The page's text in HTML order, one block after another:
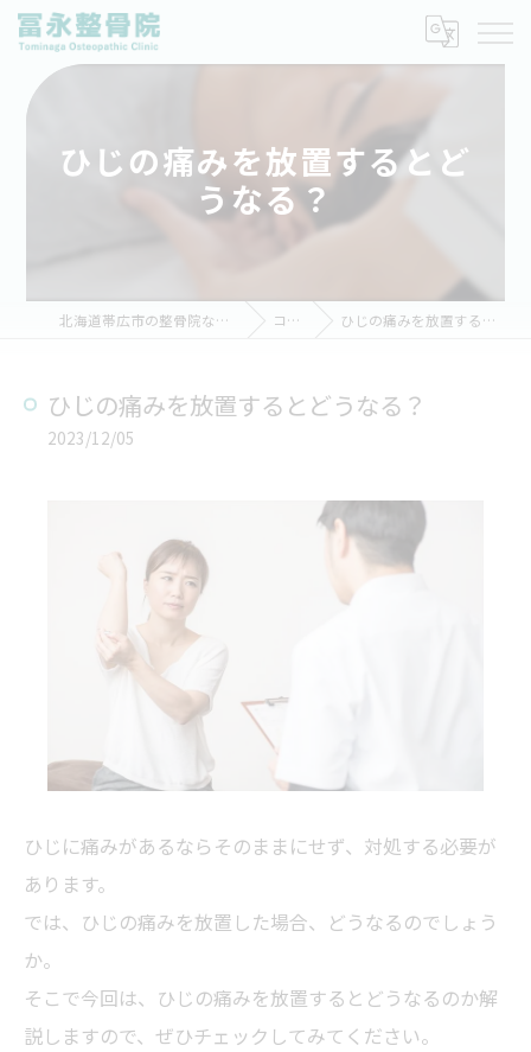
ひじの痛みを放置するとど
うなる？
北海道帯広市の整骨院なら冨永整骨院 コラム ひじの痛みを放置するとどうなる？
ひじの痛みを放置するとどうなる？
2023/12/05
ひじに痛みがあるならそのままにせず、対処する必要が
あります。
では、ひじの痛みを放置した場合、どうなるのでしょう
か。
そこで今回は、ひじの痛みを放置するとどうなるのか解
説しますので、ぜひチェックしてみてください。